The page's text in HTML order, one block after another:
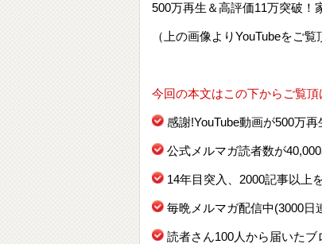
500万再生＆高評価11万突破！
（上の画像よりYouTubeをご覧
今回の本文はこの下からご覧頂
感謝!YouTube動画が500万再
公式メルマガ読者数が
14年目突入、2000記事以上
毎晩メルマガ配信中(3000日
読者さん100人から届いたブ